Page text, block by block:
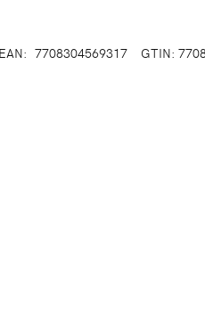
EAN: 7708304569317 GTIN: